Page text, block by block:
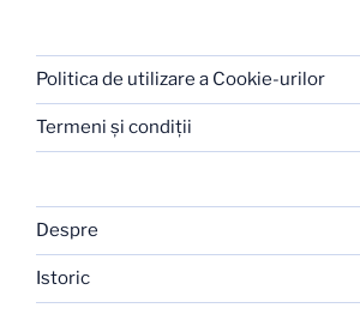
Politica de utilizare a Cookie-urilor
Termeni şi condiţii
Despre
Istoric